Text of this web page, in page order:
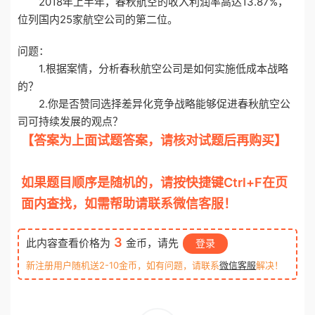
位列国内25家航空公司的第二位。
问题：
1.根据案情，分析春秋航空公司是如何实施低成本战略
的？
2.你是否赞同选择差异化竞争战略能够促进春秋航空公
司可持续发展的观点？
【答案为上面试题答案，请核对试题后再购买】
如果题目顺序是随机的，请按快捷键Ctrl+F在页
面内查找，如需帮助请联系微信客服！
此内容查看价格为 3 金币，请先 登录
新注册用户随机送2-10金币，如有问题，请联系微信客服解决！